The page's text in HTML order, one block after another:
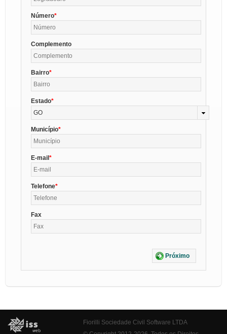
Número
Complemento
Bairro
Estado
GO
Município
E-mail
Telefone
Fax
Próximo
Fiorilli Sociedade Civil Software LTDA